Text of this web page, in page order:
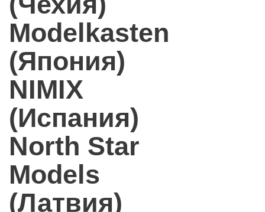
Modelkasten
(Япония)
NIMIX
(Испания)
North Star
Models
(Латвия)